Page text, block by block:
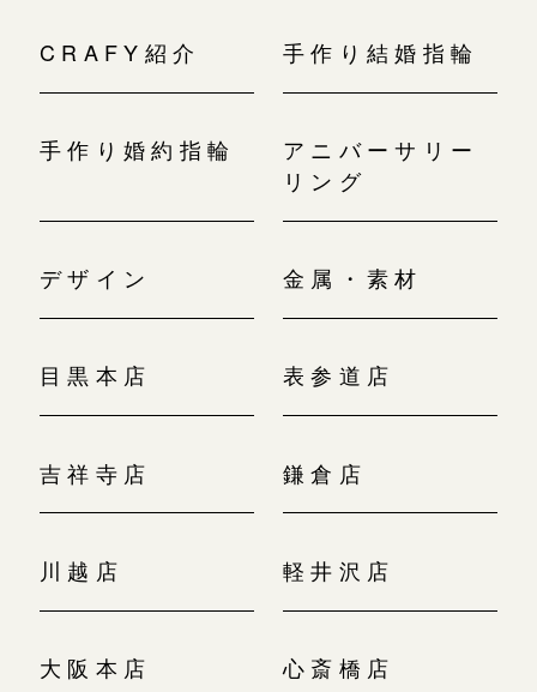
CRAFY紹介 手作り結婚指輪
手作り婚約指輪
アニバーサリー
リング
デザイン 金属・素材
目黒本店 表参道店
吉祥寺店 鎌倉店
川越店 軽井沢店
大阪本店 心斎橋店